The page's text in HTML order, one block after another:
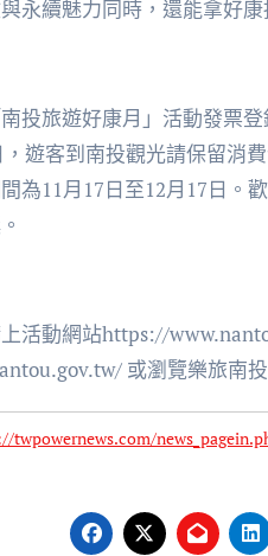
永續魅力同時，還能拿好
投旅遊好康月」活動發票
，遊客到南投觀光請保留消
為11月17日至12月17日。
活動網站https://
或瀏覽樂旅南
twpowernews.com/